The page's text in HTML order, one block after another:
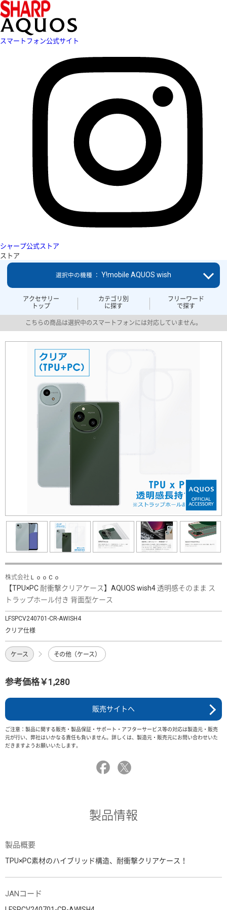
スマートフォン公式サイト
シャープ公式ストア
ストア
アクセサリー
トップ
カテゴリ別
に探す
フリーワード
で探す
選択中の機種 ： Y!mobile AQUOS wish
こちらの商品は選択中のスマートフォンには対応していません。
株式会社ＬｏｏＣｏ
【TPU×PC 耐衝撃クリアケース】AQUOS wish4 透明感そのまま ス
トラップホール付き 背面型ケース
LFSPCV240701-CR-AWISH4
クリア仕様
ケース その他（ケース）
参考価格￥1,280
販売サイトへ
ご注意：製品に関する販売・製品保証・サポート・アフターサービス等の対応は製造元・販売
元が行い、弊社はいかなる責任も負いません。詳しくは、製造元・販売元にお問い合わせいた
だきますようお願いいたします。
製品情報
製品概要
TPU×PC素材のハイブリッド構造、耐衝撃クリアケース！
JANコード